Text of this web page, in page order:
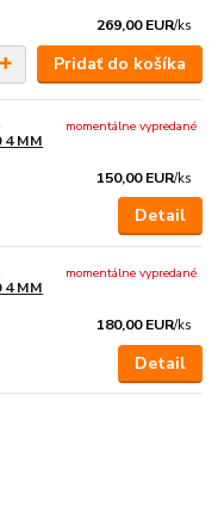
269,00 EUR/ks
Pridať do košíka
MM
150,00 EUR/ks
momentálne vypredané
Detail
MM
180,00 EUR/ks
momentálne vypredané
Detail